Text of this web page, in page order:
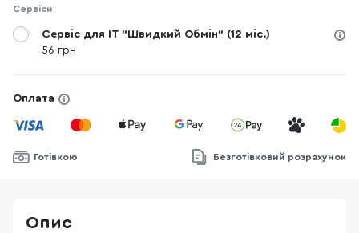
Сервіси
Сервіс для IT "Швидкий Обмін" (12 міс.)
56 грн
Оплата
Готівкою Безготівковий розрахунок
Опис